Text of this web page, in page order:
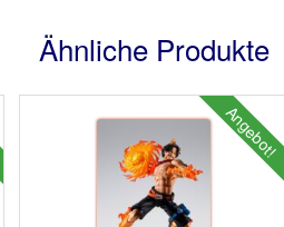
Ähnliche Produkte
Angebot!